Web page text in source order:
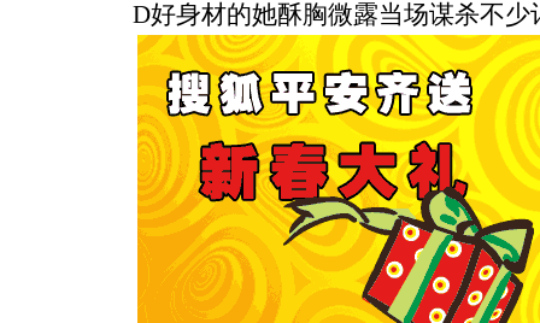
D好身材的她酥胸微露当场谋杀不少